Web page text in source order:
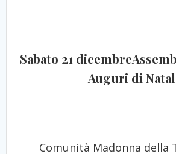
Sabato 21
Auguri di
Comunità Madonna della